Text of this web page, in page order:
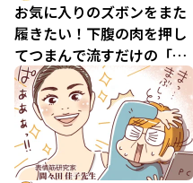
お気に入りのズボンをまた
履きたい！下腹の肉を押し
てつまんで流すだけの「デ
ブ筋流し」をやってみた